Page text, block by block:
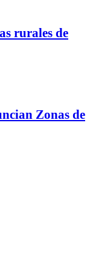
rurales de
Zonas de